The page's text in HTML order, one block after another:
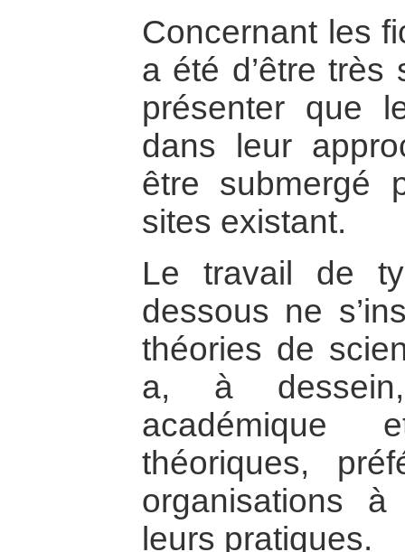
Concernant les
a été d’être
présenter que
dans leur
être submergé
sites existant.
Le travail de
dessous ne
théories de
a, à
académique
théoriques,
organisations
leurs pratiques.